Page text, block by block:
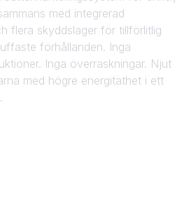
med integrerad
flera skyddslager för tillförlitlig
förhållanden. Inga
Inga överraskningar. Njut
med högre energitäthet i ett